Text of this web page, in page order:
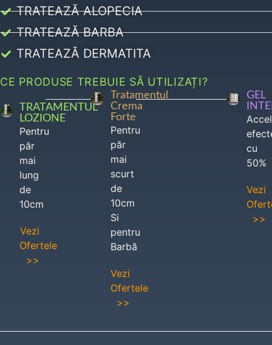
TRATEAZĂ ALOPECIA
TRATEAZĂ BARBA
TRATEAZĂ DERMATITA
CE PRODUSE TREBUIE SĂ UTILIZAȚI?
TRATAMENTUL
LOZIONE
Pentru
păr
mai
lung
de
10cm
Vezi
Ofertele
>>
Tratamentul
Crema
Forte
Pentru
păr
mai
scurt
de
10cm
Si
pentru
Barbă
Vezi
Ofertele
>>
GEL
cu
50%
Vezi
>>